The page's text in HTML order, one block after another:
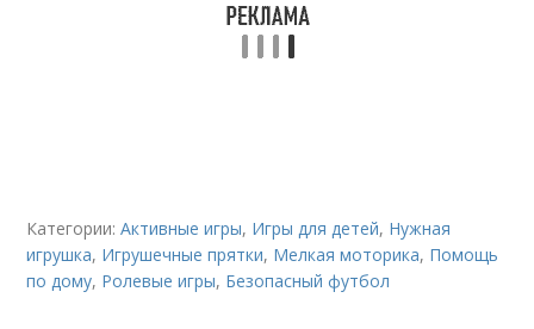
Категории:Активные игры, Игры для детей, Нужная
игрушка, Игрушечные прятки, Мелкая моторика, Помощь
по дому, Ролевые игры, Безопасный футбол